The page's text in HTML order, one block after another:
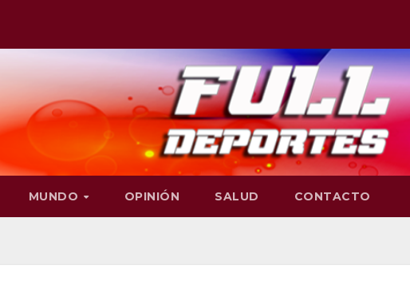
MUNDO OPINIÓN SALUD CONTACTO